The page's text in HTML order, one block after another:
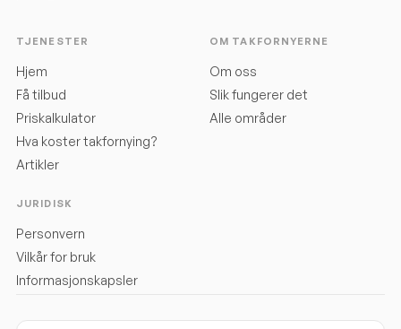
TJENESTER
Hjem
Få tilbud
Priskalkulator
Hva koster takfornying?
Artikler
OM TAKFORNYERNE
Om oss
Slik fungerer det
Alle områder
JURIDISK
Personvern
Vilkår for bruk
Informasjonskapsler